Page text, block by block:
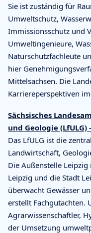
Sie ist zuständig für
Umweltschutz,
Immissionsschutz und
Umweltingenieure,
Naturschutzfachleute
hier
Mittelsachsen. Die
Karriereperspektiven
Sächsisches
und Geologie
Das LfULG ist die
Landwirtschaft,
Die Außenstelle
Leipzig und die Stadt
überwacht Gewässer
erstellt Fachgutachten.
Agrarwissenschaftler,
der Umsetzung